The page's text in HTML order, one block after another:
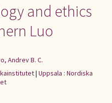
and ethics
Luo
Andrev B. C.
| Uppsala : Nordiska